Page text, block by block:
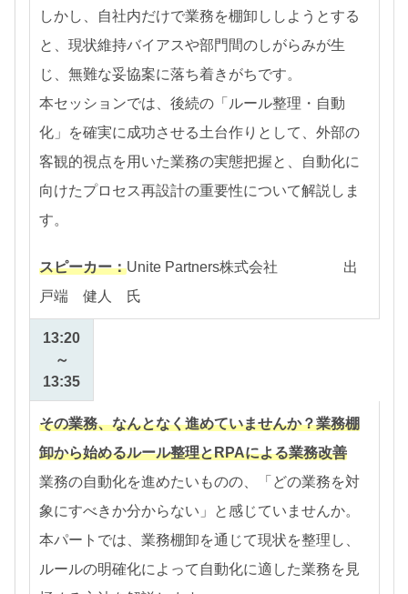
しかし、自社内だけで業務を棚卸ししようとする
と、現状維持バイアスや部門間のしがらみが生
じ、無難な妥協案に落ち着きがちです。
本セッションでは、後続の「ルール整理・自動
化」を確実に成功させる土台作りとして、外部の
客観的視点を用いた業務の実態把握と、自動化に
向けたプロセス再設計の重要性について解説しま
す。
スピーカー：Unite Partners株式会社 出
戸端 健人
氏
13:20
～
13:35
その業務、なんとなく進めていませんか？業務棚
卸から始めるルール整理とRPAによる業務改善
業務の自動化を進めたいものの、「どの業務を対
象にすべきか分からない」と感じていませんか。
本パートでは、業務棚卸を通じて現状を整理し、
ルールの明確化によって自動化に適した業務を見